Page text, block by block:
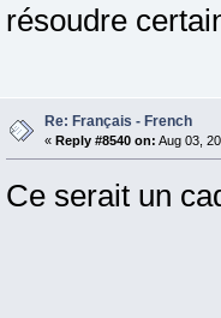
résoudre
Re: Français - French
« Reply #8540 on: Aug 03,
Ce serait un